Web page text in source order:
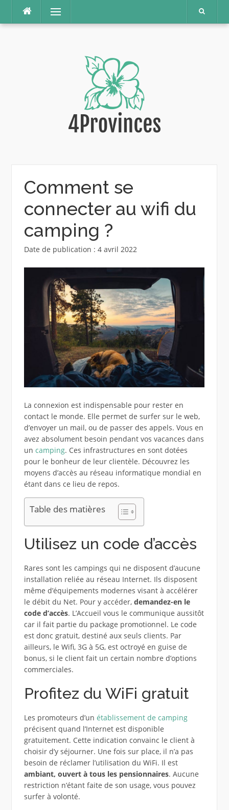
contenu
Menu
Comment se
connecter au wifi du
camping ?
Date de publication : 4 avril 2022
La connexion est indispensable pour rester en
contact le monde. Elle permet de surfer sur le web,
d’envoyer un mail, ou de passer des appels. Vous en
avez absolument besoin pendant vos vacances dans
un camping. Ces infrastructures en sont dotées
pour le bonheur de leur clientèle. Découvrez les
moyens d’accès au réseau informatique mondial en
étant dans ce lieu de repos.
Table des matières
Utilisez un code d’accès
Rares sont les campings qui ne disposent d’aucune
installation reliée au réseau Internet. Ils disposent
même d’équipements modernes visant à accélérer
le débit du Net. Pour y accéder, demandez-en le
code d’accès. L’Accueil vous le communique aussitôt
car il fait partie du package promotionnel. Le code
est donc gratuit, destiné aux seuls clients. Par
ailleurs, le Wifi, 3G à 5G, est octroyé en guise de
bonus, si le client fait un certain nombre d’options
commerciales.
Profitez du WiFi gratuit
Les promoteurs d’un établissement de camping
précisent quand l’Internet est disponible
gratuitement. Cette indication convainc le client à
choisir d’y séjourner. Une fois sur place, il n’a pas
besoin de réclamer l’utilisation du WiFi. Il est
ambiant, ouvert à tous les pensionnaires. Aucune
restriction n’étant faite de son usage, vous pouvez
surfer à volonté.